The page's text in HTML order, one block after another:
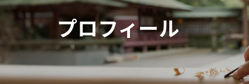
プロフィール